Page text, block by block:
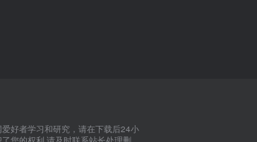
好者学习和研究，请在下载后24小